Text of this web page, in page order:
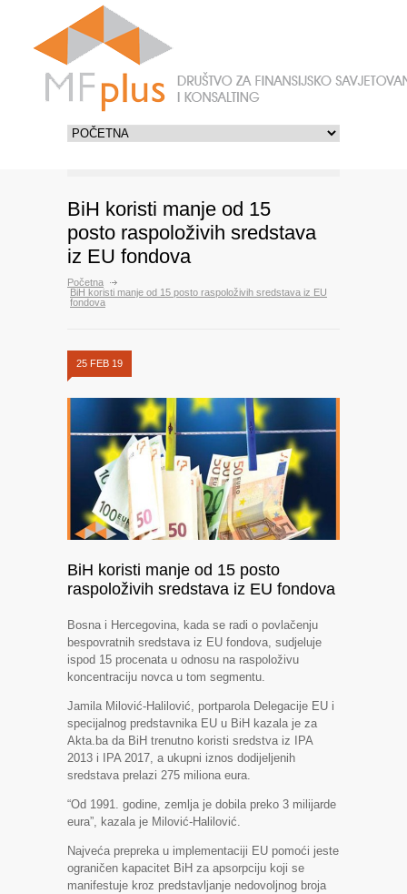
BiH koristi manje od 15
posto raspoloživih sredstava
iz EU fondova
Početna
BiH koristi manje od 15 posto raspoloživih sredstava iz EU
fondova
25 FEB 19
BiH koristi manje od 15 posto
raspoloživih sredstava iz EU fondova
Bosna i Hercegovina, kada se radi o povlačenju
bespovratnih sredstava iz EU fondova, sudjeluje
ispod 15 procenata u odnosu na raspoloživu
koncentraciju novca u tom segmentu.
Jamila Milović-Halilović, portparola Delegacije EU i
specijalnog predstavnika EU u BiH kazala je za
Akta.ba da BiH trenutno koristi sredstva iz IPA
2013 i IPA 2017, a ukupni iznos dodijeljenih
sredstava prelazi 275 miliona eura.
“Od 1991. godine, zemlja je dobila preko 3 milijarde
eura”, kazala je Milović-Halilović.
Najveća prepreka u implementaciji EU pomoći jeste
ograničen kapacitet BiH za apsorpciju koji se
manifestuje kroz predstavljanje nedovoljnog broja